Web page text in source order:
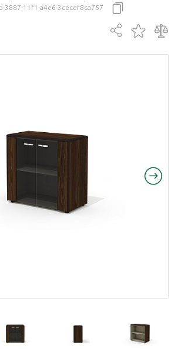
3887-11f1-a4e6-3cecef8ca757